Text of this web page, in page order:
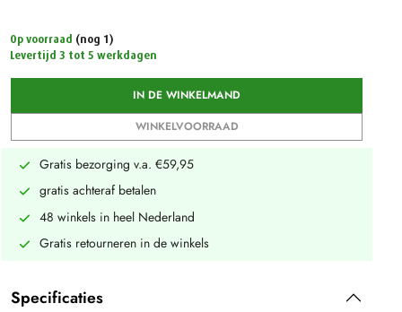
Op voorraad (nog 1)
Levertijd 3 tot 5 werkdagen
IN DE WINKELMAND
WINKELVOORRAAD
Gratis bezorging v.a. €59,95
gratis achteraf betalen
48 winkels in heel Nederland
Gratis retourneren in de winkels
Specificaties